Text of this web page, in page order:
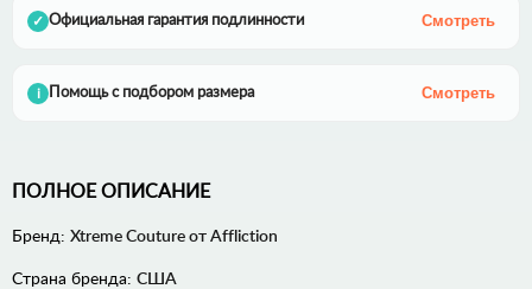
✓ Официальная гарантия подлинности Смотреть
i Помощь с подбором размера Смотреть
ПОЛНОЕ ОПИСАНИЕ
Бренд: Xtreme Couture от Affliction
Страна бренда: США